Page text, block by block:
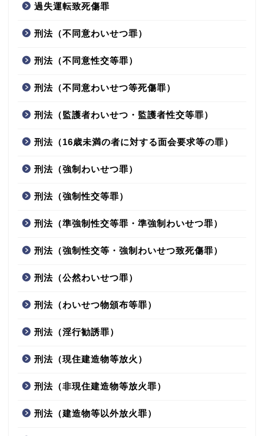
過失運転致死傷罪
刑法（不同意わいせつ罪）
刑法（不同意性交等罪）
刑法（不同意わいせつ等死傷罪）
刑法（監護者わいせつ・監護者性交等罪）
刑法（16歳未満の者に対する面会要求等の罪）
刑法（強制わいせつ罪）
刑法（強制性交等罪）
刑法（準強制性交等罪・準強制わいせつ罪）
刑法（強制性交等・強制わいせつ致死傷罪）
刑法（公然わいせつ罪）
刑法（わいせつ物頒布等罪）
刑法（淫行勧誘罪）
刑法（現住建造物等放火）
刑法（非現住建造物等放火罪）
刑法（建造物等以外放火罪）